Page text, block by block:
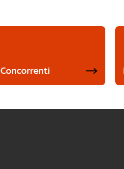
Concorrenti